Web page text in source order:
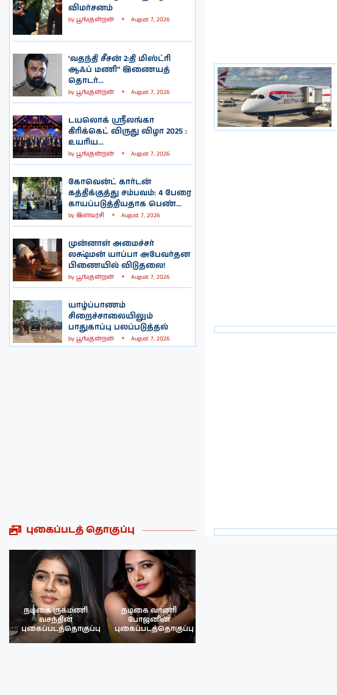
விமர்சனம்
by பூங்குன்றன் August 7, 2026
‘வதந்தி சீசன் 2:தி மிஸ்ட்ரி
ஆஃப் மணி” இணையத்
தொடர்...
by பூங்குன்றன் August 7, 2026
டயலொக் ஸ்ரீலங்கா
கிரிக்கெட் விருது விழா 2025 :
உயரிய...
by பூங்குன்றன் August 7, 2026
கோவென்ட் கார்டன்
கத்திக்குத்து சம்பவம்: 4 பேரை
காயப்படுத்தியதாக பெண்...
by இளவரசி August 7, 2026
முன்னாள் அமைச்சர்
லக்ஷ்மன் யாப்பா அபேவர்தன
பிணையில் விடுதலை!
by பூங்குன்றன் August 7, 2026
யாழ்ப்பாணம்
சிறைச்சாலையிலும்
பாதுகாப்பு பலப்படுத்தல்
by பூங்குன்றன் August 7, 2026
புகைப்படத் தொகுப்பு
நடிகை ருக்மணி
வசந்தின்
புகைப்படத்தொகுப்பு
நடிகை வாணி
போஜனின்
புகைப்படத்தொகுப்பு